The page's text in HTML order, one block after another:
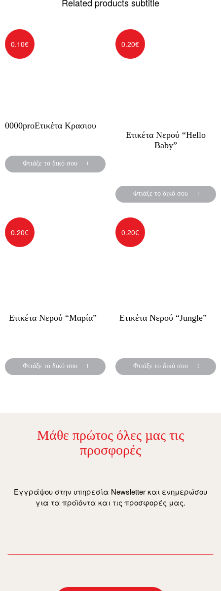
0000proΕτικέτα Κρασιου
0.10€
Φτιάξε το δικό σου
Ετικέτα Νερού “Hello
Baby”
0.20€
Φτιάξε το δικό σου
Ετικέτα Νερού “Μαρία”
0.20€
Φτιάξε το δικό σου
Ετικέτα Νερού “Jungle”
0.20€
Φτιάξε το δικό σου
Μάθε πρώτος όλες µας τις
προσφορές
Εγγράψου στην υπηρεσία Newsletter και ενημερώσου
για τα προϊόντα και τις προσφορές μας.